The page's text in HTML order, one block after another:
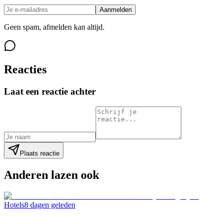
Aanmelden
Geen spam, afmelden kan altijd.
Reacties
Laat een reactie achter
Plaats reactie
Anderen lazen ook
Hotels8 dagen geleden